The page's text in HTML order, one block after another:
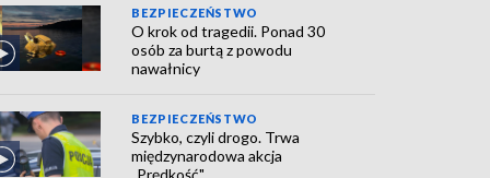
BEZPIECZEŃSTWO
O krok od tragedii. Ponad 30
osób za burtą z powodu
nawałnicy
BEZPIECZEŃSTWO
Szybko, czyli drogo. Trwa
międzynarodowa akcja
„Prędkość"